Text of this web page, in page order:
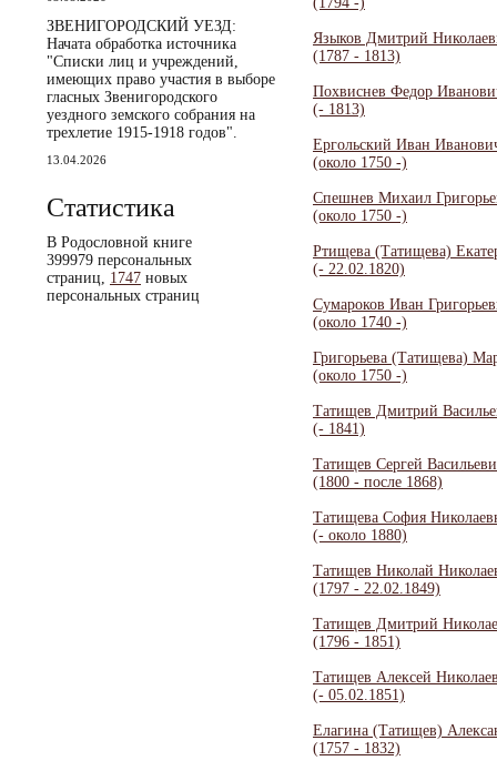
ЗВЕНИГОРОДСКИЙ УЕЗД:
Начата обработка источника
"Списки лиц и учреждений,
имеющих право участия в выборе
гласных Звенигородского
уездного земского собрания на
трехлетие 1915-1918 годов".
13.04.2026
Статистика
В Родословной книге
399979 персональных
страниц, 1747 новых
персональных страниц
Языков Дмитрий
(1787 - 1813)
Похвиснев Федор
(- 1813)
Ергольский Иван
(около 1750 -)
Спешнев Михаил
(около 1750 -)
Ртищева (Татищева)
(- 22.02.1820)
Сумароков Иван
(около 1740 -)
Григорьева (Татищева)
(около 1750 -)
Татищев Дмитрий
(- 1841)
Татищев Сергей
(1800 - после 1868)
Татищева София
(- около 1880)
Татищев Николай
(1797 - 22.02.1849)
Татищев Дмитрий
(1796 - 1851)
Татищев Алексей
(- 05.02.1851)
Елагина (Татищев)
(1757 - 1832)